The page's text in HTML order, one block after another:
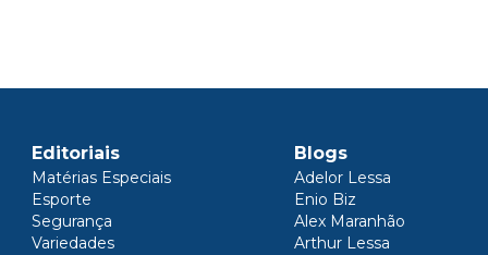
Editoriais
Matérias Especiais
Esporte
Segurança
Variedades
Blogs
Adelor Lessa
Enio Biz
Alex Maranhão
Arthur Lessa